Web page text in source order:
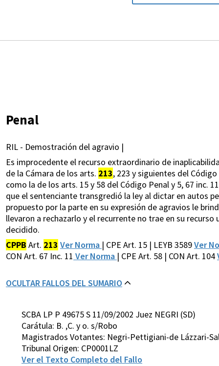
Penal
RIL - Demostración del agravio |
Es improcedente el recurso extraordinario de
de la Cámara de los arts. 213, 223 y siguientes del
como la de los arts. 15 y 58 del Código Penal y 5, 67 inc.
que el sentenciante transgredió la ley al dictar en autos
propuesto por la parte en su expresión de agravios le
llevaron a rechazarlo y el recurrente no trae en su
decidido.
CPPB Art. 213 Ver Norma | CPE Art. 15 | LEYB 3589Ver
CON Art. 67 Inc. 11 Ver Norma | CPE Art. 58 | CON Art. 104
OCULTAR FALLOS DEL SUMARIO
SCBA LP P 49675 S 11/09/2002 Juez NEGRI (SD)
Carátula: B. ,C. y o. s/Robo
Magistrados Votantes: Negri-Pettigiani-de Lázzari-
Tribunal Origen: CP0001LZ
Ver el Texto Completo del Fallo